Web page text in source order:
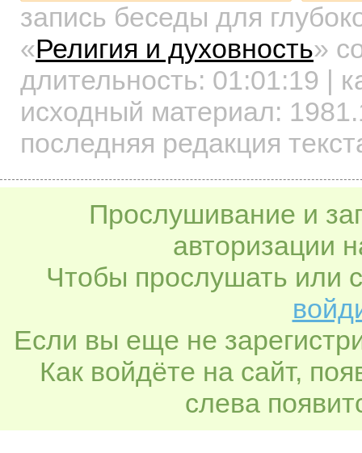
запись беседы для
«Религия и духовность»
длительность: 01:01:19 |
исходный материал:
последняя редакция
Прослушивание и
авторизации
Чтобы прослушать или
Если вы еще не
Как войдёте на сайт,
слева